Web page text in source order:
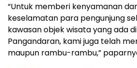
“Untuk memberi kenyamanan
keselamatan para pengunjung
kawasan objek wisata yang ada
Pangandaran, kami juga telah
maupun rambu-rambu,”